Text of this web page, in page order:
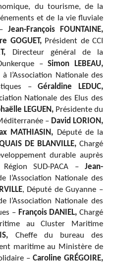
du tourisme, de la
et de la vie fluviale
Jean-François FOUNTAINE,
GOGUET, Président de CCI
Directeur général de la
–Simon LEBEAU,
l’Association Nationale des
–Géraldine LEDUC,
Nationale des Elus des
LEGUEN, Présidente du
– David LORION,
MATHIASIN, Député de la
DE BLANVILLE,Chargé
durable auprès
SUD-PACA – Jean-
l’Association Nationale des
, Député de Guyanne –
l’Association Nationale des
– François DANIEL,Chargé
au Cluster Maritime
Cheffe du bureau des
maritime au Ministère de
–Caroline GRÉGOIRE,